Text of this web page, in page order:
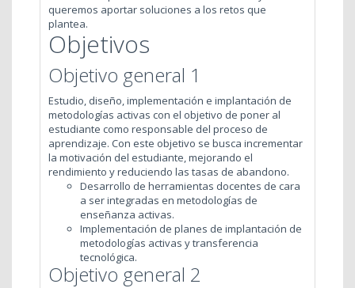
queremos aportar soluciones a los retos que
plantea.
Objetivos
Objetivo general 1
Estudio, diseño, implementación e implantación de
metodologías activas con el objetivo de poner al
estudiante como responsable del proceso de
aprendizaje. Con este objetivo se busca incrementar
la motivación del estudiante, mejorando el
rendimiento y reduciendo las tasas de abandono.
Desarrollo de herramientas docentes de cara
a ser integradas en metodologías de
enseñanza activas.
Implementación de planes de implantación de
metodologías activas y transferencia
tecnológica.
Objetivo general 2